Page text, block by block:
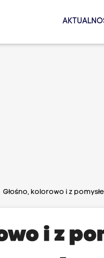
Głośno, kolorowo i z
i z